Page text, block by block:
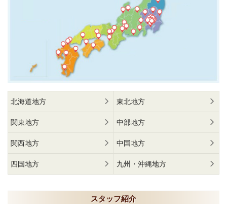
北海道地方 東北地方
関東地方 中部地方
関西地方 中国地方
四国地方 九州・沖縄地方
スタッフ紹介